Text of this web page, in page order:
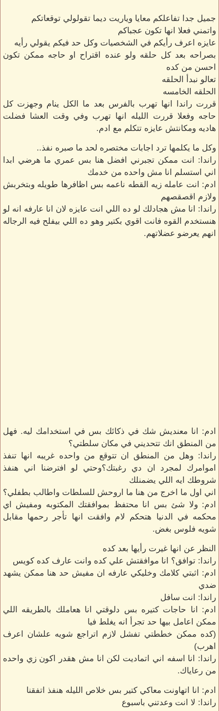
جميل جدا تفاعلكم معايا وياريت ديما تقولولي توقعاتكم
واتمني فعلا انها تكون عجباكم
عايزه اعرف رأيكم في الشخصيات وكل حد فيكم يقولي رأيه
بصراحه بعد كل حلقه ولو عنده اقتراح او حاجه ممكن تكون
احسن من كده
تعالو نبدأ الحلقه
الحلقه الخامسه
قررت راندا انها تهرب بالفرس بعد ما الكل ينام وجهزت كل
حاجه وفعلا قررت الليله انها تهرب وفي وقت العشا فضلت
هاديه ومكانتش عايزه تتكلم مع ادم.
وكل ما يكلمها ترد اجابات مختصره لحد ما صبره نفذ..
راندا: انت ممكن تجبرني افضل هنا بس عمري ما هرضي ابدا
اني استسلم انا مش واحده من خدمك
ادم: انت عامله زيه القطه ناعمه بس اظافرها طويله وبتخربش
ولازم اقصقصهم
راندا: انا مش هجادلك لو ده اللي انت عايزه لان انا عارفه انه لو
هنستخدم القوه فانت اقوي بكتير وهو ده اللي بيفلح فيه الرجاله
انهم يعرضو عضلاتهم.
ادم: انا معنديش شك في ذكائك بس في استخدامك ليه. فهل
من المنطق انك تتحديني في مكان سلطتي؟
راندا: وهل من المنطق ان تتوقع من واحده غريبه انها تنفذ
اموامرك لمجرد ان دي رغبتك؟وحتي لو افترضنا اني هنفذ
شروطك ايه اللي يضمنلك
اني اول ما اخرج من هنا ما اروحش للسلطات واطالب بطفلي؟
ادم: ولا شئ بس انا محتفظ بموافقتك المكتوبه ومفيش اي
محكمه في الدنيا هتحكم لام وافقت انها تأجر رحمها مقابل
شويه فلوس بغض.
النظر عن انها غيرت رأيها بعد كده
راندا: توافق؟ انا موافقتش علي كده وانت عارف كده كويس
ادم: اثبتي كلامك وخليكي عارفه ان مفيش حد هنا ممكن يشهد
ضدي
راندا: انت سافل
ادم: انا حاجات كتيره بس دلوقتي انا هعاملك بالطريقه اللي
ممكن اعامل بيها حد تجرأ انه يغلط فيا
(كده ممكن خططتي تفشل لازم اتراجع شويه علشان اعرف
اهرب)
راندا: انا اسفه اني اتماديت لكن انا مش هقدر اكون زي واحده
من رعاياك.
ادم: انا اتهاونت معاكي كتير بس خلاص الليله هنفذ اتفقنا
راندا: لا انت وعدتني باسبوع